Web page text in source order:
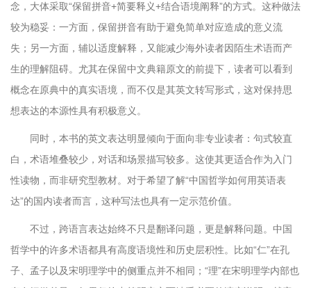
念，大体采取“保留拼音+简要释义+结合语境阐释”的方式。这种做法
较为稳妥：一方面，保留拼音有助于避免简单对应造成的意义流
失；另一方面，辅以适度解释，又能减少海外读者因陌生术语而产
生的理解阻碍。尤其在保留中文典籍原文的前提下，读者可以看到
概念在原典中的真实语境，而不仅是其英文转写形式，这对保持思
想表达的本源性具有积极意义。
同时，本书的英文表达明显倾向于面向非专业读者：句式较直
白，术语堆叠较少，对话和场景描写较多。这使其更适合作为入门
性读物，而非研究型教材。对于希望了解“中国哲学如何用英语表
达”的国内读者而言，这种写法也具有一定示范价值。
不过，跨语言表达始终不只是翻译问题，更是解释问题。中国
哲学中的许多术语都具有高度语境性和历史层积性。比如“仁”在孔
子、孟子以及宋明理学中的侧重点并不相同；“理”在宋明理学内部也